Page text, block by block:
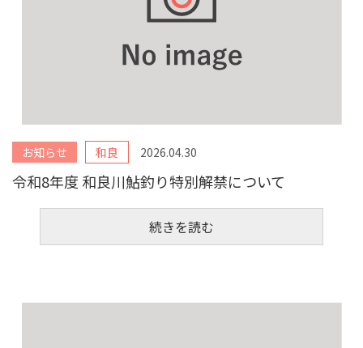
お知らせ 和良 2026.04.30
令和8年度 和良川鮎釣り特別解禁について
続きを読む